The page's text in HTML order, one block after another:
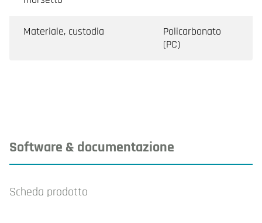
Materiale, custodia
Policarbonato
(PC)
Software & documentazione
Scheda prodotto